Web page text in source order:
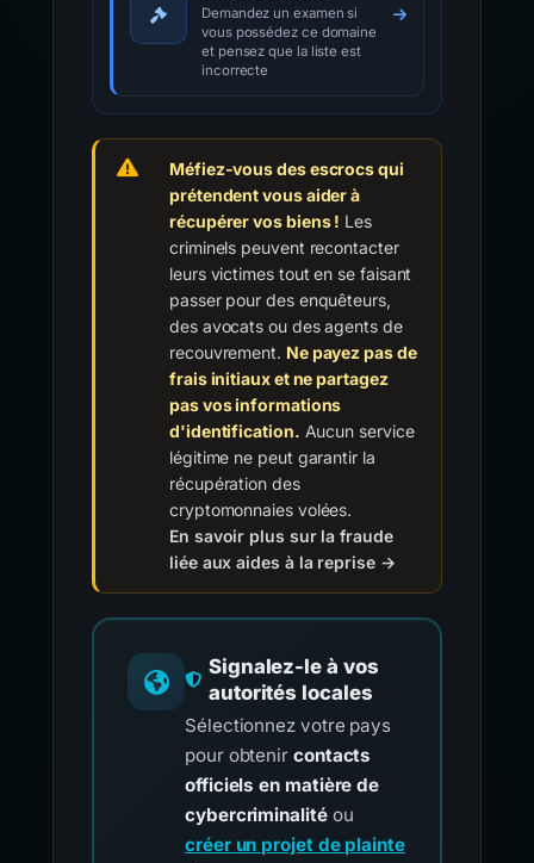
Demandez un examen si
vous possédez ce domaine
et pensez que la liste est
incorrecte
Méfiez-vous des escrocs qui
prétendent vous aider à
récupérer vos biens ! Les
criminels peuvent recontacter
leurs victimes tout en se faisant
passer pour des enquêteurs,
des avocats ou des agents de
recouvrement. Ne payez pas de
frais initiaux et ne partagez
pas vos informations
d'identification. Aucun service
légitime ne peut garantir la
récupération des
cryptomonnaies volées.
En savoir plus sur la fraude
liée aux aides à la reprise →
Signalez-le à vos
autorités locales
Sélectionnez votre pays
pour obtenir contacts
officiels en matière de
cybercriminalitéou
créer un projet de plainte